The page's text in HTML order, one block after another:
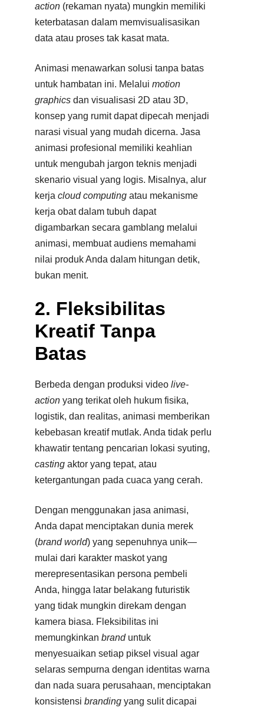
action (rekaman nyata) mungkin memiliki
keterbatasan dalam memvisualisasikan
data atau proses tak kasat mata.
Animasi menawarkan solusi tanpa batas
untuk hambatan ini. Melaluimotion
graphics dan visualisasi 2D atau 3D,
konsep yang rumit dapat dipecah menjadi
narasi visual yang mudah dicerna. Jasa
animasi profesional memiliki keahlian
untuk mengubah jargon teknis menjadi
skenario visual yang logis. Misalnya, alur
kerjacloud computing atau mekanisme
kerja obat dalam tubuh dapat
digambarkan secara gamblang melalui
animasi, membuat audiens memahami
nilai produk Anda dalam hitungan detik,
bukan menit.
2. Fleksibilitas
Kreatif Tanpa
Batas
Berbeda dengan produksi videolive-
action yang terikat oleh hukum fisika,
logistik, dan realitas, animasi memberikan
kebebasan kreatif mutlak. Anda tidak perlu
khawatir tentang pencarian lokasi syuting,
casting aktor yang tepat, atau
ketergantungan pada cuaca yang cerah.​
Dengan menggunakan jasa animasi,
Anda dapat menciptakan dunia merek
(brand world) yang sepenuhnya unik—
mulai dari karakter maskot yang
merepresentasikan persona pembeli
Anda, hingga latar belakang futuristik
yang tidak mungkin direkam dengan
kamera biasa. Fleksibilitas ini
memungkinkanbranduntuk
menyesuaikan setiap piksel visual agar
selaras sempurna dengan identitas warna
dan nada suara perusahaan, menciptakan
konsistensibranding yang sulit dicapai